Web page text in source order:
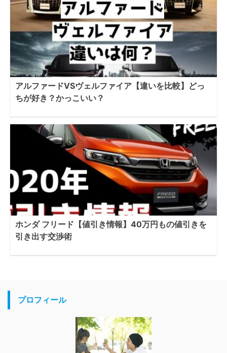
アルファードVSヴェルファイア【違いを比較】どっ
ちが好き？かっこいい？
ホンダ フリード【値引き情報】40万円もの値引きを
引き出す交渉術
プロフィール